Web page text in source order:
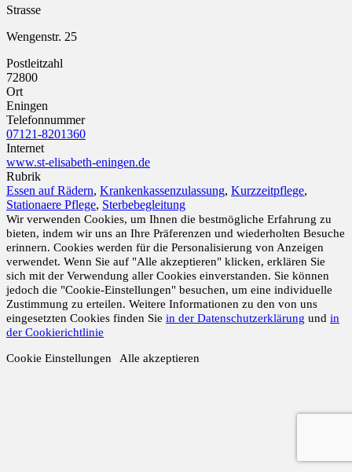
Strasse
Wengenstr. 25
Postleitzahl
72800
Ort
Eningen
Telefonnummer
07121-8201360
Internet
www.st-elisabeth-eningen.de
Rubrik
Essen auf Rädern, Krankenkassenzulassung, Kurzzeitpflege,
Stationaere Pflege, Sterbebegleitung
Wir verwenden Cookies, um Ihnen die bestmögliche Erfahrung zu
bieten, indem wir uns an Ihre Präferenzen und wiederholten Besuche
erinnern. Cookies werden für die Personalisierung von Anzeigen
verwendet. Wenn Sie auf "Alle akzeptieren" klicken, erklären Sie
sich mit der Verwendung aller Cookies einverstanden. Sie können
jedoch die "Cookie-Einstellungen" besuchen, um eine individuelle
Zustimmung zu erteilen. Weitere Informationen zu den von uns
eingesetzten Cookies finden Sie in der Datenschutzerklärung und in
der Cookierichtlinie
Cookie Einstellungen Alle akzeptieren